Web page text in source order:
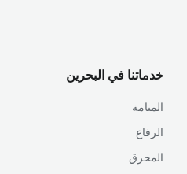
خدماتنا في البحرين
المنامة
الرفاع
المحرق